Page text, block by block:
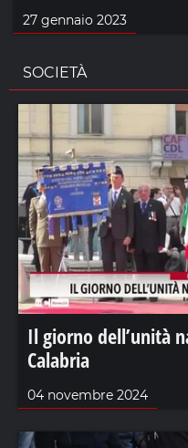
27 gennaio 2023
SOCIETÀ
Il giorno dell’unità
Calabria
04 novembre 2024